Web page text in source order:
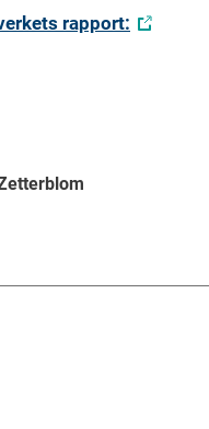
rapport: